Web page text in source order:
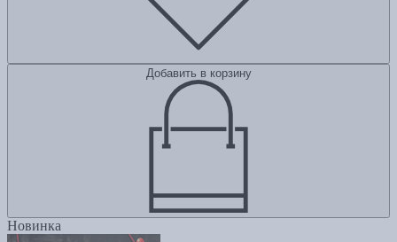
Добавить в корзину
Новинка